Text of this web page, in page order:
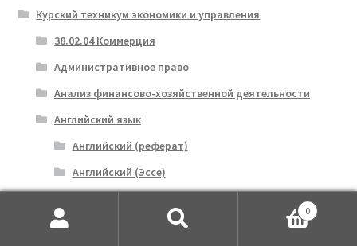
Курский техникум экономики и управления
38.02.04 Коммерция
Административное право
Анализ финансово-хозяйственной деятельности
Английский язык
Английский (реферат)
Английский (Эссе)
Аудит
0